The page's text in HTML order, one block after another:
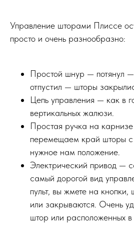
Управление шторами Плиссе
просто и очень разнообразно:
Простой шнур — потянул
отпустил — шторы
Цепь управления — как в
вертикальных жалюзи.
Простая ручка на
перемещаем край шторы
нужное нам положение.
Электрический привод —
самый дорогой вид
пульт, вы жмете на кнопки,
или закрываются. Очень
штор или расположенных в